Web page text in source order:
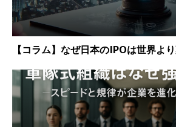
【コラム】なぜ日本のIPOは世界よ